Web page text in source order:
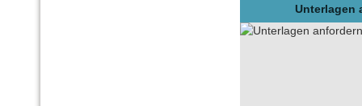
Unterlagen